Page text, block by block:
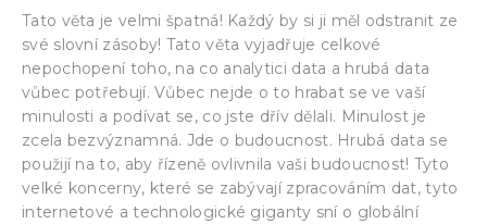
Tato věta je velmi špatná! Každý by si ji měl odstranit ze
své slovní zásoby! Tato věta vyjadřuje celkové
nepochopení toho, na co analytici data a hrubá data
vůbec potřebují. Vůbec nejde o to hrabat se ve vaší
minulosti a podívat se, co jste dřív dělali. Minulost je
zcela bezvýznamná. Jde o budoucnost. Hrubá data se
použijí na to, aby řízeně ovlivnila vaši budoucnost! Tyto
velké koncerny, které se zabývají zpracováním dat, tyto
internetové a technologické giganty sní o globální